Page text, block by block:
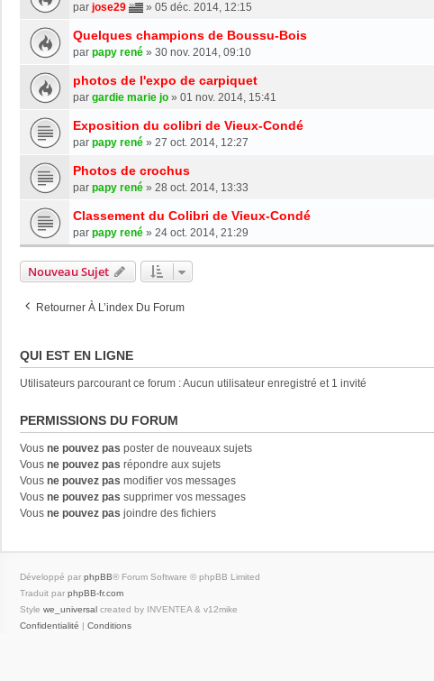
par jose29 » 05 déc. 2014, 12:15
Quelques champions de Boussu-Bois
par papy rené » 30 nov. 2014, 09:10
photos de l'expo de carpiquet
par gardie marie jo » 01 nov. 2014, 15:41
Exposition du colibri de Vieux-Condé
par papy rené » 27 oct. 2014, 12:27
Photos de crochus
par papy rené » 28 oct. 2014, 13:33
Classement du Colibri de Vieux-Condé
par papy rené » 24 oct. 2014, 21:29
Nouveau Sujet
Retourner À L’index Du Forum
QUI EST EN LIGNE
Utilisateurs parcourant ce forum : Aucun utilisateur enregistré et 1 invité
PERMISSIONS DU FORUM
Vous ne pouvez pas poster de nouveaux sujets
Vous ne pouvez pas répondre aux sujets
Vous ne pouvez pas modifier vos messages
Vous ne pouvez pas supprimer vos messages
Vous ne pouvez pas joindre des fichiers
Développé par phpBB® Forum Software © phpBB Limited
Traduit par phpBB-fr.com
Style we_universal created by INVENTEA & v12mike
Confidentialité | Conditions